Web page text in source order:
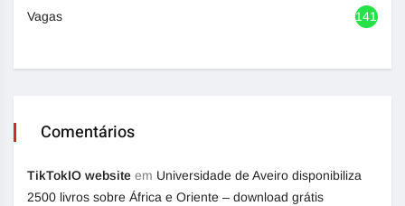
Vagas 1417
Comentários
TikTokIO website em Universidade de Aveiro disponibiliza
2500 livros sobre África e Oriente – download grátis